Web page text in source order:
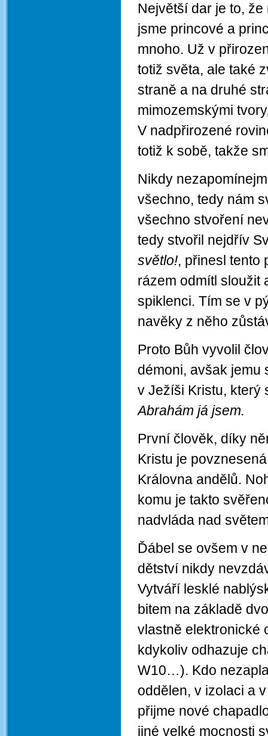
Největší dar je to,
jsme princové a
mnoho. Už v
totiž světa, ale také
straně a na druhé
mimozemskými
V nadpřirozené
totiž k sobě, takže
Nikdy
všechno, tedy nám
všechno stvoření
tedy stvořil nejdřív
světlo!, přinesl tento
rázem odmítl sloužit
spiklenci. Tím se v
navěky z něho
Proto Bůh vyvolil
démoni, avšak jemu
v Ježíši Kristu, který
Abrahám já jsem.
První člověk, díky
Kristu je
Královna andělů.
komu je takto
nadvláda nad
Ďábel se ovšem v
dětství nikdy
Vytváří lesklé
bitem na základě
vlastně elektronické
kdykoliv odhazuje
W10…). Kdo
oddělen, v izolaci a
přijme nové
jiné velké mocnosti